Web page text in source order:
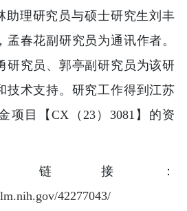
助理研究员与硕士研究生刘丰
春花副研究员为通讯作者。
研究员、郭亭副研究员为该研
技术支持。研究工作得到江苏
项目【CX（23）3081】的资
链接：
42277043/